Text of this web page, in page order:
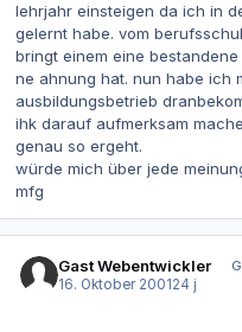
lehrjahr einsteigen da ich in
gelernt habe. vom
bringt einem eine
ne ahnung hat. nun habe ich
ausbildungsbetrieb
ihk darauf aufmerksam
genau so ergeht.
würde mich über jede
mfg
Gast Webentwickler
16. Oktober 2001 24 j